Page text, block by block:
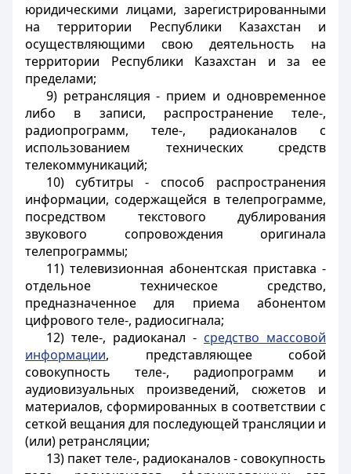
юридическими лицами, зарегистрированными
на территории Республики Казахстан и
осуществляющими свою деятельность на
территории Республики Казахстан и за ее
пределами;
9) ретрансляция - прием и одновременное
либо в записи, распространение теле-,
радиопрограмм, теле-, радиоканалов с
использованием технических средств
телекоммуникаций;
10) субтитры - способ распространения
информации, содержащейся в телепрограмме,
посредством текстового дублирования
звукового сопровождения оригинала
телепрограммы;
11) телевизионная абонентская приставка -
отдельное техническое средство,
предназначенное для приема абонентом
цифрового теле-, радиосигнала;
12) теле-, радиоканал - средство массовой
информации, представляющее собой
совокупность теле-, радиопрограмм и
аудиовизуальных произведений, сюжетов и
материалов, сформированных в соответствии с
сеткой вещания для последующей трансляции и
(или) ретрансляции;
13) пакет теле-, радиоканалов - совокупность